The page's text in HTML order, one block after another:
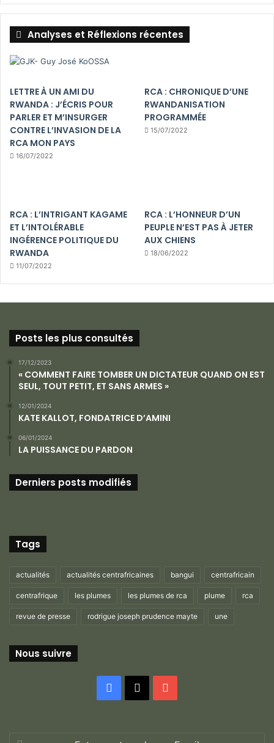
Analyses et Réflexions récentes
LETTRE À UN AMI DU
RWANDA : J’ÉCRIS POUR
PARLER ET M’INSURGER
CONTRE L’INVASION DE LA
RCA MON PAYS
16/07/2022
RCA : CHRONIQUE D’UNE
RWANDANISATION
PROGRAMMÉE
15/07/2022
RCA : L’INTRIGANT KAGAME
ET L’INTOLÉRABLE
INGÉRENCE POLITIQUE DU
RWANDA
11/07/2022
RCA : L’HONNEUR D’UN
PEUPLE N’EST PAS À JETER
AUX CHIENS
18/06/2022
Posts les plus consultés
17/12/2023
« COMMENT FAIRE TOMBER UN DICTATEUR QUAND ON EST
SEUL, TOUT PETIT, ET SANS ARMES »
12/01/2024
KATE KALLOT, FONDATRICE D’AMINI
06/01/2024
LA PUISSANCE DU PARDON
Derniers posts modifiés
Tags
actualités actualités centrafricaines bangui centrafricain
centrafrique les plumes les plumes de rca plume rca
revue de presse rodrigue joseph prudence mayte une
Nous suivre
Facebook